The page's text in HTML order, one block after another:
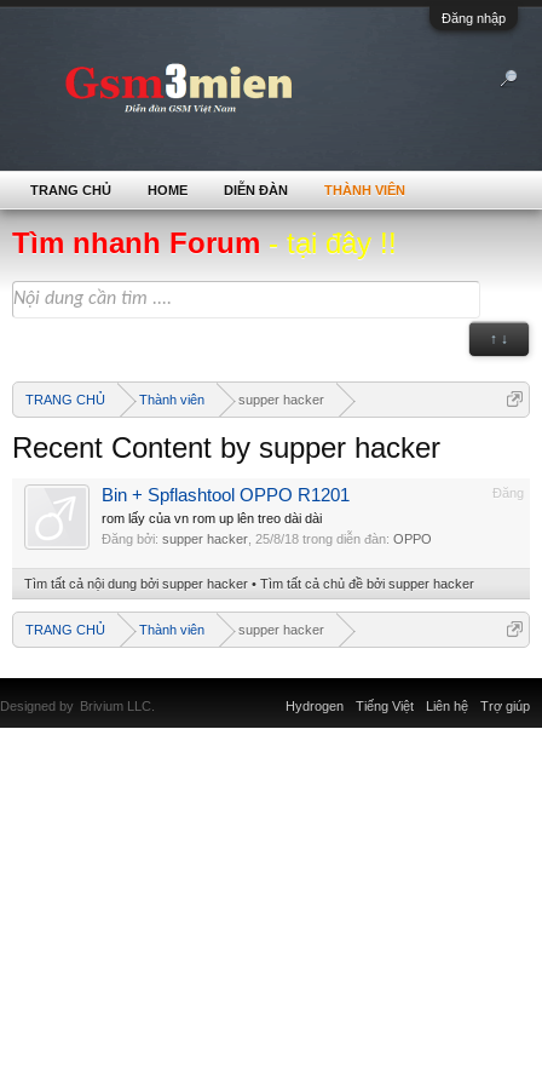
Đăng nhập
Tìm nhanh Forum - tại đây !!
↑ ↓
TRANG CHỦ Thành viên supper hacker
Recent Content by supper hacker
Đăng
Bin + Spflashtool OPPO R1201
rom lấy của vn rom up lên treo dài dài
Đăng bởi: supper hacker 25/8/18 trong diễn đàn: OPPO
Tìm tất cả nội dung bởi supper hacker Tìm tất cả chủ đề bởi supper hacker
TRANG CHỦ Thành viên supper hacker
TRANG CHỦ HOME DIỄN ĐÀN THÀNH VIÊN
Liên hệ Trợ giúp
Hydrogen Tiếng Việt
Designed by Brivium LLC.